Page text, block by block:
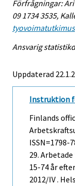
Förfrågningar: Ari
09 1734 3535,
Ansvarig
Uppdaterad
Instruktion
Finlands
ISSN=1798-
29.
15-74 år
2012/IV .